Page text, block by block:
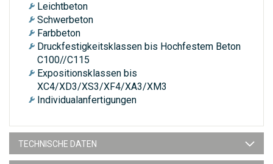
Leichtbeton
Schwerbeton
Farbbeton
Druckfestigkeitsklassen bis Hochfestem Beton
C100//C115
Expositionsklassen bis
XC4/XD3/XS3/XF4/XA3/XM3
Individualanfertigungen
TECHNISCHE DATEN